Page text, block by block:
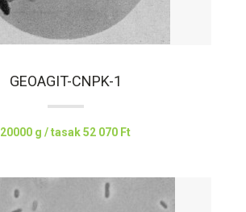
GEOAGIT-CNPK-1
20000 g / tasak52 070 Ft